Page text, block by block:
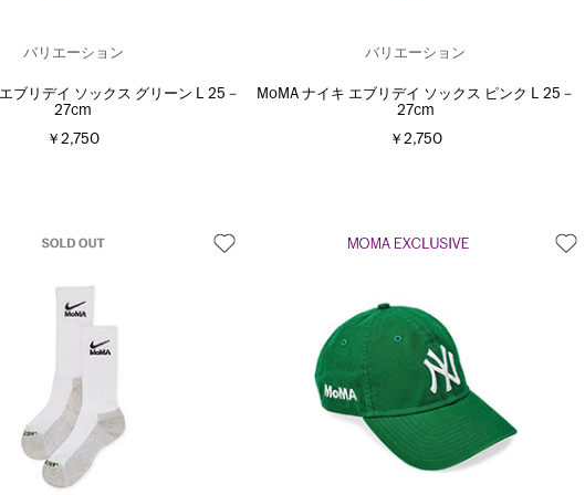
バリエーション
ブリデイ ソックス グリーン L 25－
27cm
￥2,750
バリエーション
MoMA ナイキ エブリデイ ソックス ピンク L 25－
27cm
￥2,750